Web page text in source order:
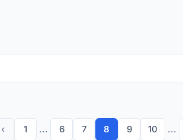
‹ 1 ... 6 7 8 9 10 ...